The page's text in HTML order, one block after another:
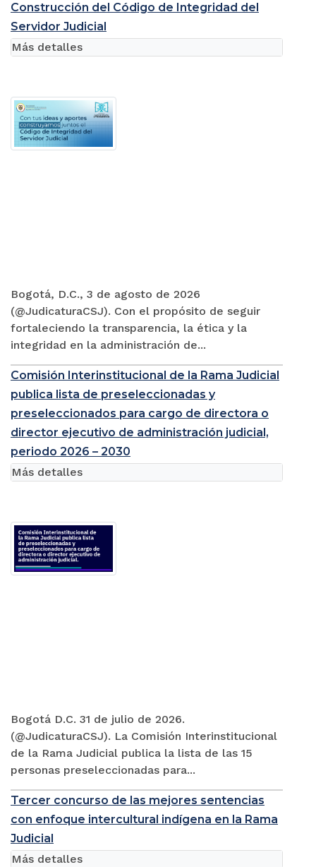
Construcción del Código de Integridad del
Servidor Judicial
Bogotá, D.C., 3 de agosto de 2026
(@JudicaturaCSJ). Con el propósito de seguir
fortaleciendo la transparencia, la ética y la
integridad en la administración de...
Más detalles
Comisión Interinstitucional de la Rama Judicial
publica lista de preseleccionadas y
preseleccionados para cargo de directora o
director ejecutivo de administración judicial,
periodo 2026 – 2030
Bogotá D.C. 31 de julio de 2026.
(@JudicaturaCSJ). La Comisión Interinstitucional
de la Rama Judicial publica la lista de las 15
personas preseleccionadas para...
Más detalles
Tercer concurso de las mejores sentencias
con enfoque intercultural indígena en la Rama
Judicial
Más detalles